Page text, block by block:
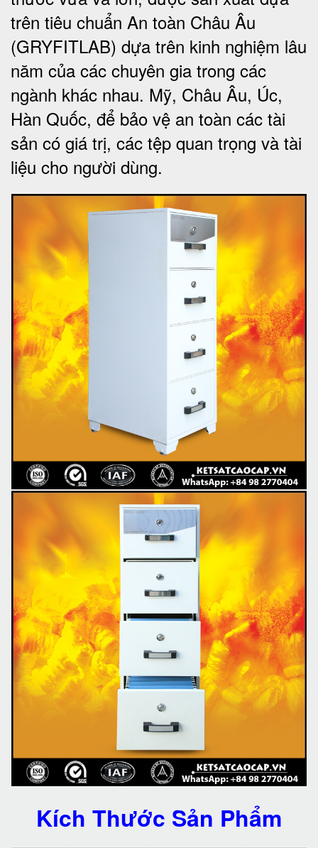
trên tiêu chuẩn An toàn Châu Âu
(GRYFITLAB) dựa trên kinh nghiệm lâu
năm của các chuyên gia trong các
ngành khác nhau. Mỹ, Châu Âu, Úc,
Hàn Quốc, để bảo vệ an toàn các tài
sản có giá trị, các tệp quan trọng và tài
liệu cho người dùng.
Kích Thước Sản Phẩm